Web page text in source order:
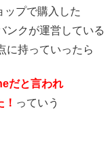
ップで購入した
ンクが運営している
に持っていったら
だと言われ
っていう